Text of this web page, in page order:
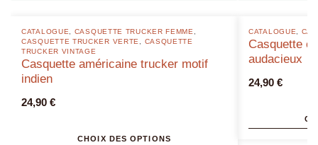
CATALOGUE CASQUETTE TRUCKER FEMME
CASQUETTE TRUCKER VERTE
CASQUETTE
TRUCKER VINTAGE
Casquette américaine trucker motif
indien
24,90 €
CHOIX DES OPTIONS
CATALOGUE
Casquette
audacieux
24,90 €